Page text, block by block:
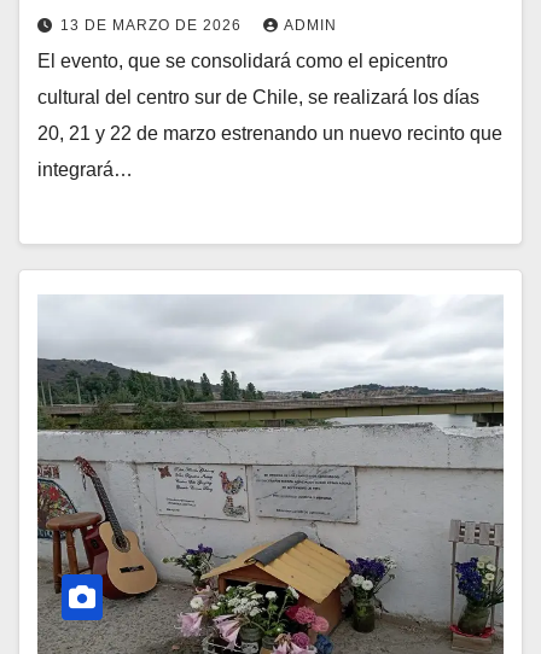
13 DE MARZO DE 2026 ADMIN
El evento, que se consolidará como el epicentro
cultural del centro sur de Chile, se realizará los días
20, 21 y 22 de marzo estrenando un nuevo recinto que
integrará…